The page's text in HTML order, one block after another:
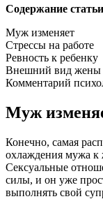
Содержание
Муж изменяет
Стрессы на работе
Ревность к ребенку
Внешний вид жены
Комментарий
Муж
Конечно, самая
охлаждения мужа к
Сексуальные
силы, и он уже
выполнять свой